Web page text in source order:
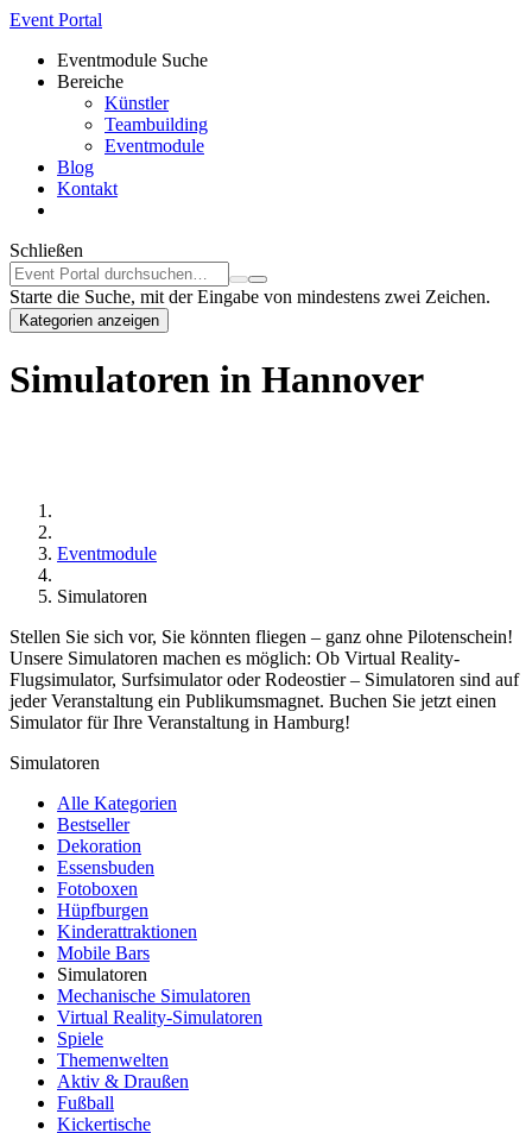
Event Portal
Eventmodule Suche
Bereiche
Künstler
Teambuilding
Eventmodule
Blog
Kontakt
Schließen
Starte die Suche, mit der Eingabe von mindestens zwei Zeichen.
Kategorien anzeigen
Simulatoren in Hannover
Eventmodule
Simulatoren
Stellen Sie sich vor, Sie könnten fliegen – ganz ohne Pilotenschein!
Unsere Simulatoren machen es möglich: Ob Virtual Reality-
Flugsimulator, Surfsimulator oder Rodeostier – Simulatoren sind auf
jeder Veranstaltung ein Publikumsmagnet. Buchen Sie jetzt einen
Simulator für Ihre Veranstaltung in Hamburg!
Simulatoren
Alle Kategorien
Bestseller
Dekoration
Essensbuden
Fotoboxen
Hüpfburgen
Kinderattraktionen
Mobile Bars
Simulatoren
Mechanische Simulatoren
Virtual Reality-Simulatoren
Spiele
Themenwelten
Aktiv & Draußen
Fußball
Kickertische